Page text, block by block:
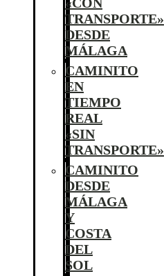
TRANSPORTE»
DESDE
MÁLAGA
CAMINITO
EN
TIEMPO
REAL
«SIN
TRANSPORTE»
CAMINITO
DESDE
MÁLAGA
Y
COSTA
DEL
SOL